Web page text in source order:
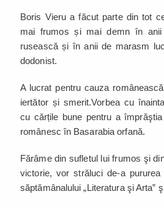
Boris Vieru a făcut parte din tot
mai frumos și mai demn în anii
rusească și în anii de marasm
dodonist.
A lucrat pentru cauza
iertător și smerit.Vorbea cu
cu cărțile bune pentru a
românesc în Basarabia orfană.
Fărâme din sufletul lui frumos şi
victorie, vor străluci de-a
săptămânalului „Literatura şi Arta”